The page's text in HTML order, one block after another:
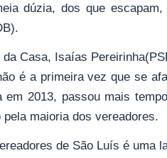
dúzia, dos que
Casa, Isaías
é a primeira vez que se
em 2013, passou mais
pela maioria dos vereadores.
de São Luís é uma